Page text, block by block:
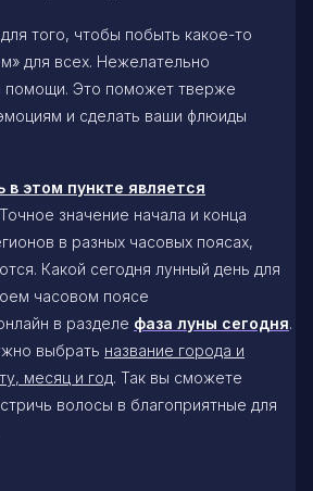
того, чтобы побыть какое-то
для всех. Нежелательно
помощи. Это поможет тверже
и сделать ваши флюиды
в этом пункте является
значение начала и конца
в разных часовых поясах,
Какой сегодня лунный день для
часовом поясе
в разделе фаза луны сегодня.
выбрать название города и
месяц и год. Так вы сможете
волосы в благоприятные для